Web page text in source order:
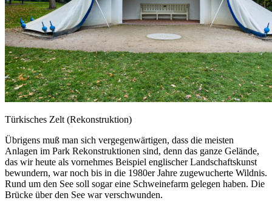
Türkisches Zelt (Rekonstruktion)
Übrigens muß man sich vergegenwärtigen, dass die meisten
Anlagen im Park Rekonstruktionen sind, denn das ganze Gelände,
das wir heute als vornehmes Beispiel englischer Landschaftskunst
bewundern, war noch bis in die 1980er Jahre zugewucherte Wildnis.
Rund um den See soll sogar eine Schweinefarm gelegen haben. Die
Brücke über den See war verschwunden.